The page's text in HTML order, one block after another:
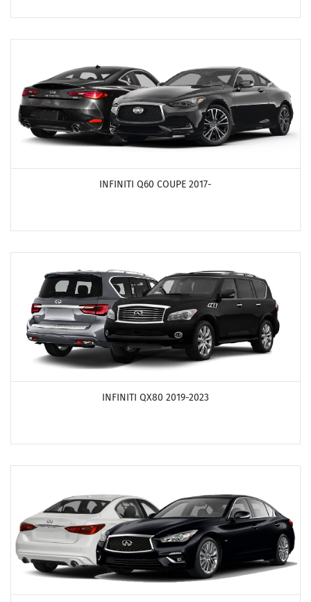
INFINITI Q60 COUPE 2017-
ПОСМОТРЕТЬ ПРОДУКТЫ
INFINITI QX80 2019-2023
ПОСМОТРЕТЬ ПРОДУКТЫ